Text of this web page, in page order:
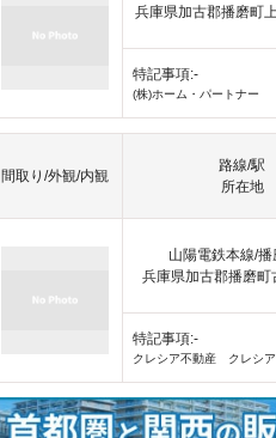
兵庫県加古郡播磨町
特記事項:-
(株)ホーム・パートナー
間取り/外観/内観
路線/駅
所在地
山陽電鉄本線/播
兵庫県加古郡播磨町
特記事項:-
クレシア不動産 クレシ